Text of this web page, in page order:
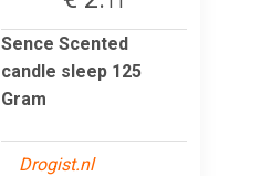
Sence Scented
candle sleep 125
Gram
Drogist.nl